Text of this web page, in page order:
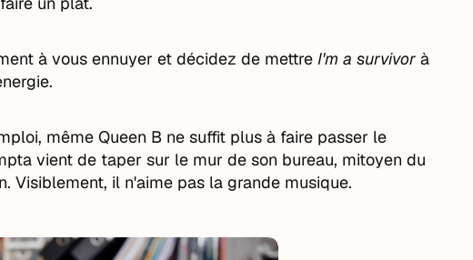
à vous ennuyer et décidez de mettre I'm a survivor à
même Queen B ne suffit plus à faire passer le
vient de taper sur le mur de son bureau, mitoyen du
Visiblement, il n'aime pas la grande musique.